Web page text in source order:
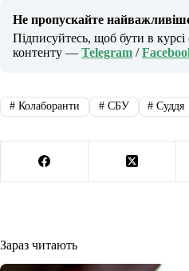
Не пропускайте
Підписуйтесь, щоб бути в
контенту — Telegram /
#Колаборанти #СБУ # Суддя
Зараз читають